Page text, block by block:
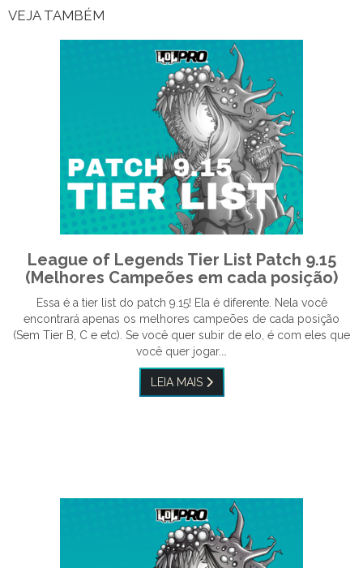
VEJA TAMBÉM
League of Legends Tier List Patch 9.15
(Melhores Campeões em cada posição)
Essa é a tier list do patch 9.15! Ela é diferente. Nela você
encontrará apenas os melhores campeões de cada posição
(Sem Tier B, C e etc). Se você quer subir de elo, é com eles que
você quer jogar.…
LEIA MAIS